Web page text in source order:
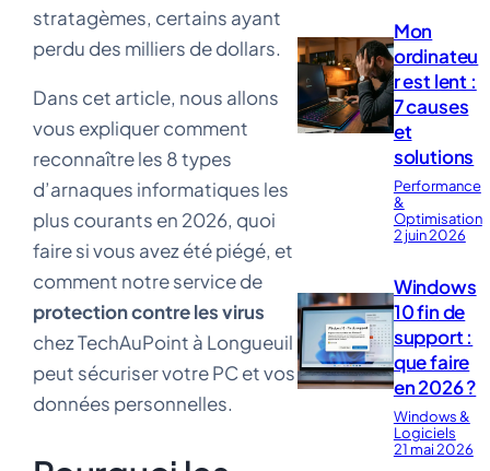
stratagèmes, certains ayant
perdu des milliers de dollars.
Dans cet article, nous allons
vous expliquer comment
reconnaître les 8 types
d’arnaques informatiques les
plus courants en 2026, quoi
faire si vous avez été piégé, et
comment notre service de
protection contre les virus
chez TechAuPoint à Longueuil
peut sécuriser votre PC et vos
données personnelles.
Mon
ordinateu
r est lent :
7 causes
et
solutions
Performance
&
Optimisation
2 juin 2026
Windows
10 fin de
support :
que faire
en 2026 ?
Windows &
Logiciels
21 mai 2026